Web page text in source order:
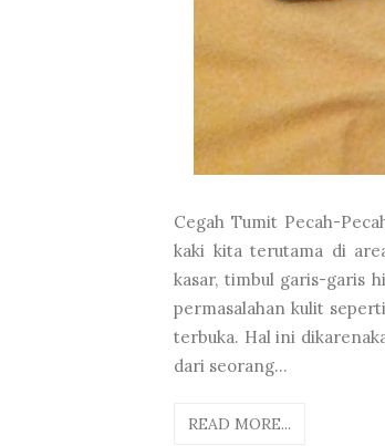
Cegah Tumit Pecah-
kaki kita terutama di
kasar, timbul garis-garis
permasalahan kulit
terbuka. Hal ini
dari seorang...
READ MORE...